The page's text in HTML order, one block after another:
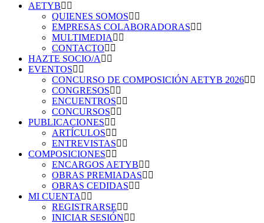
AETYB
QUIENES SOMOS
EMPRESAS COLABORADORAS
MULTIMEDIA
CONTACTO
HAZTE SOCIO/A
EVENTOS
CONCURSO DE COMPOSICIÓN AETYB 2026
CONGRESOS
ENCUENTROS
CONCURSOS
PUBLICACIONES
ARTÍCULOS
ENTREVISTAS
COMPOSICIONES
ENCARGOS AETYB
OBRAS PREMIADAS
OBRAS CEDIDAS
MI CUENTA
REGISTRARSE
INICIAR SESIÓN